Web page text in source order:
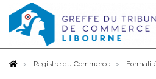
AccueilRegistre du Commerce